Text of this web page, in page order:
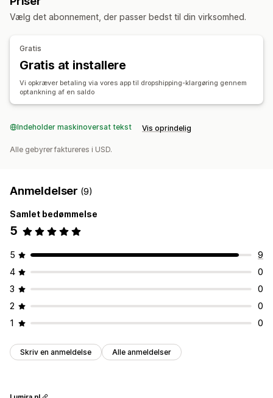
Sundhed og skønhed
Underholdning og medier Legetøj og spil Babyprodukter
Erhverv og kontor
Kina
Vælg det abonnement, der passer bedst til din virksomhed.
Gratis
Gratis at installere
Vi opkræver betaling via vores app til dropshipping-klargøring gennem
optankning af en saldo
Indeholder maskinoversat tekst Vis oprindelig
Alle gebyrer faktureres i USD.
Anmeldelser (9)
Samlet bedømmelse
5
5
9
4
0
3
0
2
0
1
0
Skriv en anmeldelse Alle anmeldelser